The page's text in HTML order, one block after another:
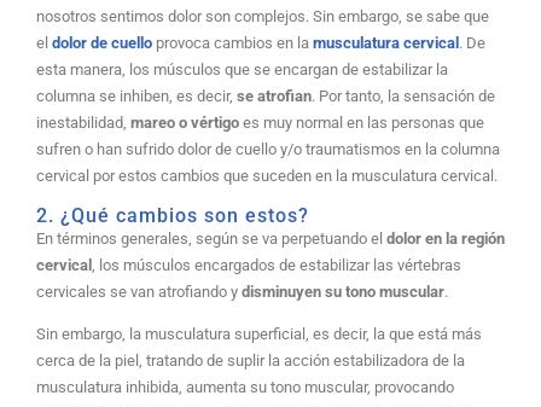
nosotros sentimos dolor son complejos. Sin embargo, se sabe que
el dolor de cuello provoca cambios en la musculatura cervical . De
esta manera, los músculos que se encargan de estabilizar la
columna se inhiben, es decir, se atrofian. Por tanto, la sensación de
inestabilidad, mareo o vértigo es muy normal en las personas que
sufren o han sufrido dolor de cuello y/o traumatismos en la columna
cervical por estos cambios que suceden en la musculatura cervical.
2. ¿Qué cambios son estos?
En términos generales, según se va perpetuando el dolor en la región
cervical , los músculos encargados de estabilizar las vértebras
cervicales se van atrofiando y disminuyen su tono muscular.
Sin embargo, la musculatura superficial, es decir, la que está más
cerca de la piel, tratando de suplir la acción estabilizadora de la
musculatura inhibida, aumenta su tono muscular, provocando